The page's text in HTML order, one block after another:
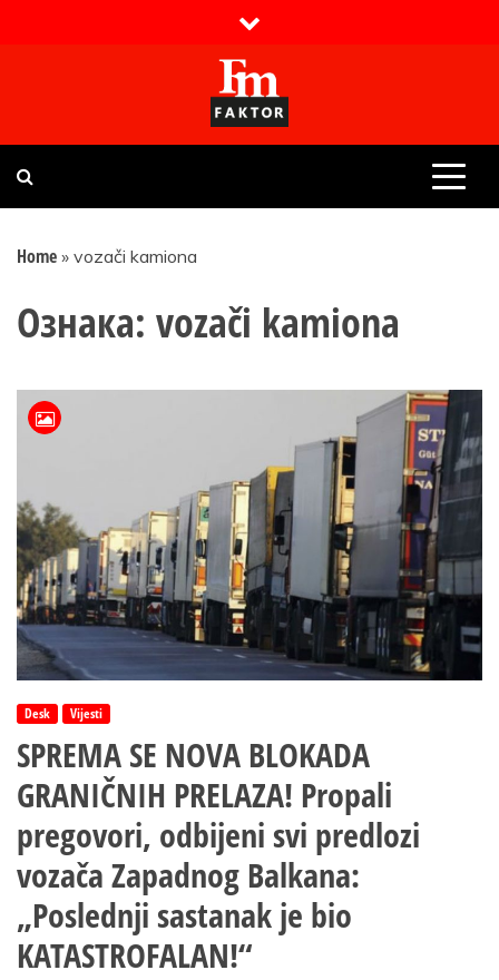
Faktor magazin
Uvijek presudan
Home » vozači kamiona
Ознака: vozači kamiona
Desk Vijesti
SPREMA SE NOVA BLOKADA
GRANIČNIH PRELAZA! Propali
pregovori, odbijeni svi predlozi
vozača Zapadnog Balkana:
„Poslednji sastanak je bio
KATASTROFALAN!“